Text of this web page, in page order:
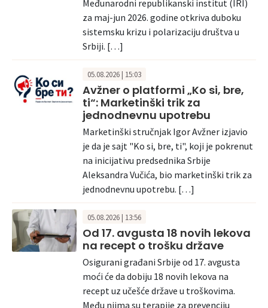
Međunarodni republikanski institut (IRI)
za maj-jun 2026. godine otkriva duboku
sistemsku krizu i polarizaciju društva u
Srbiji. […]
05.08.2026 | 15:03
Avžner o platformi „Ko si, bre,
ti“: Marketinški trik za
jednodnevnu upotrebu
Marketinški stručnjak Igor Avžner izjavio
je da je sajt "Ko si, bre, ti", koji je pokrenut
na inicijativu predsednika Srbije
Aleksandra Vučića, bio marketinški trik za
jednodnevnu upotrebu. […]
05.08.2026 | 13:56
Od 17. avgusta 18 novih lekova
na recept o trošku države
Osigurani građani Srbije od 17. avgusta
moći će da dobiju 18 novih lekova na
recept uz učešće države u troškovima.
Među njima su terapije za prevenciju